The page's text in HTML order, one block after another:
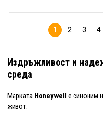
1 2 3 4
Издръжливост и
среда
Марката Honeywell е синоним
живот.